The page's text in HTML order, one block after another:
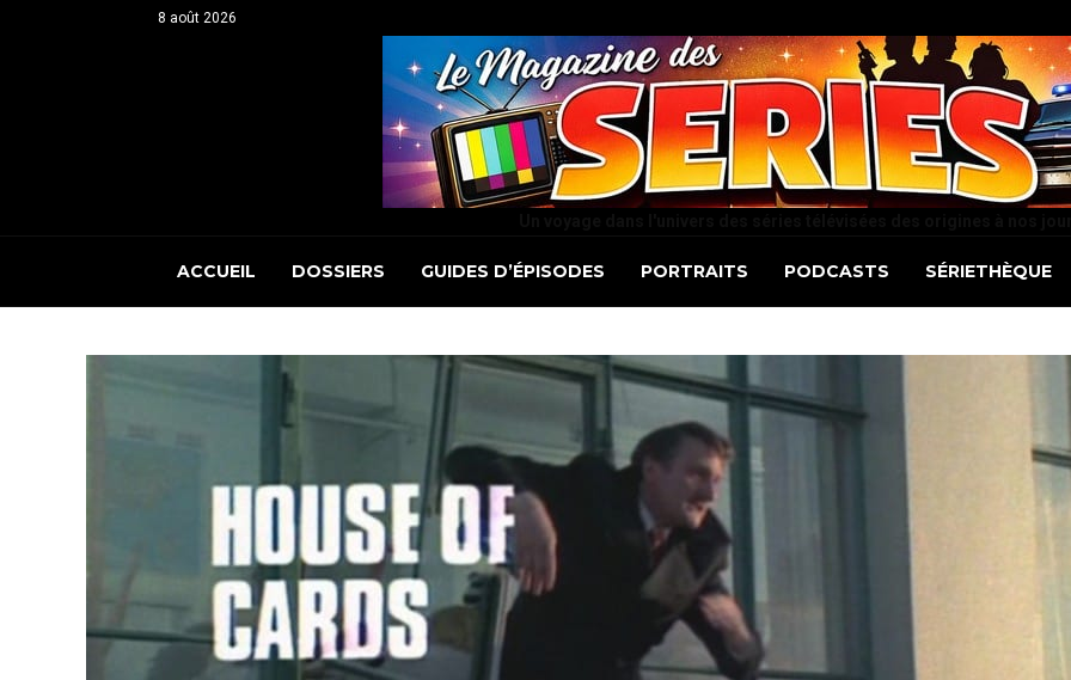
8 août 2026
ACCUEIL DOSSIERS GUIDES D’ÉPISODES PORTRAITS PODCASTS SÉRIETHÈQUE